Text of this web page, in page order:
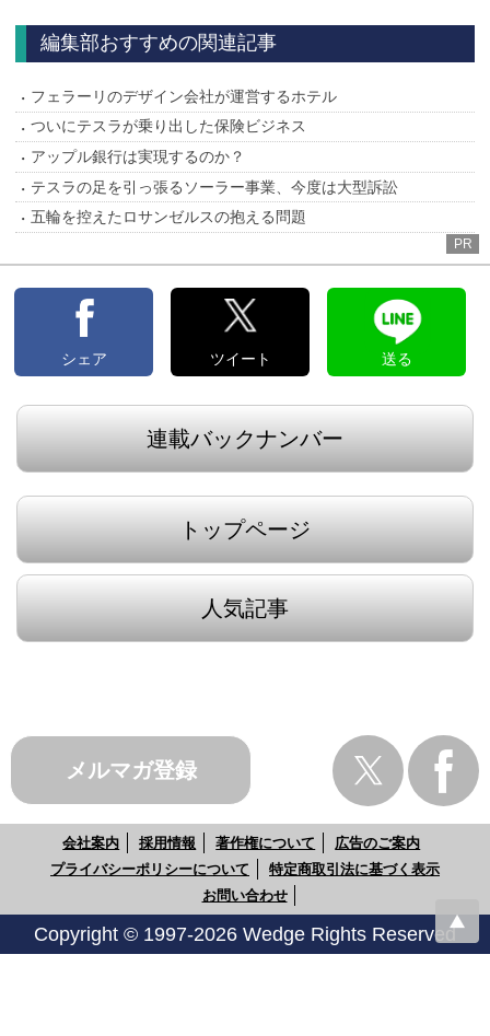
編集部おすすめの関連記事
フェラーリのデザイン会社が運営するホテル
ついにテスラが乗り出した保険ビジネス
アップル銀行は実現するのか？
テスラの足を引っ張るソーラー事業、今度は大型訴訟
五輪を控えたロサンゼルスの抱える問題
PR
シェア ツイート 送る
連載バックナンバー
トップページ
人気記事
メルマガ登録
会社案内 採用情報 著作権について
広告のご案内
プライバシーポリシーについて
特定商取引法に基づく表示
お問い合わせ
Copyright © 1997-2026 Wedge Rights Reserved